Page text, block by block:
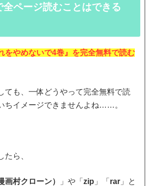
ページ読むことはできる
をやめないで4巻』を完全無料で読む
ても、一体どうやって完全無料で読
ちイメージできませんよね……。
たら、
画村クローン） 」や「zip 」「 rar 」と